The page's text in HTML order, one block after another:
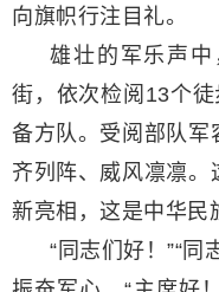
向旗帜行注目礼。
雄壮的军乐声
街，依次检阅13个
备方队。受阅部队军
齐列阵、威风凛凛。
新亮相，这是中华民
“同志们好！”“